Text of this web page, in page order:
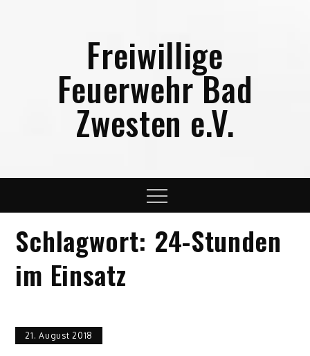
Freiwillige
Feuerwehr Bad
Zwesten e.V.
Menu
Schlagwort: 24-Stunden
im Einsatz
21. August 2018